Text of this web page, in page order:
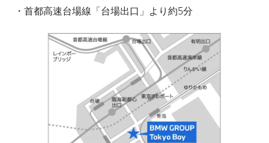
・首都高速台場線「台場出口」より約5分